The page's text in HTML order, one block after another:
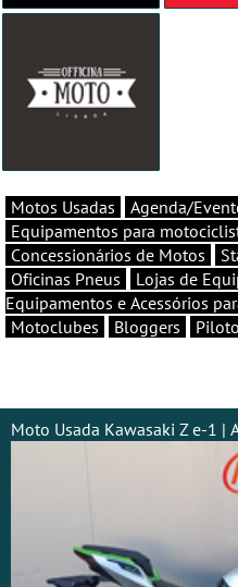
Motos Usadas Agenda/
Equipamentos para
Concessionários de Motos
Oficinas Pneus
Lojas de
Equipamentos e Acessórios
Motoclubes
Bloggers
Moto Usada Kawasaki Z e-1 |